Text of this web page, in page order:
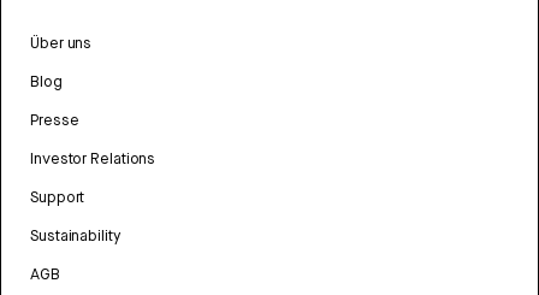
Über uns
Blog
Presse
Investor Relations
Support
Sustainability
AGB